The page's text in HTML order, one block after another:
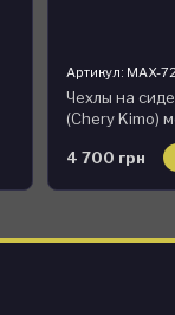
Артикул: MAX-
Чехлы на
(Chery Kimo)
экокожи
4 700 грн